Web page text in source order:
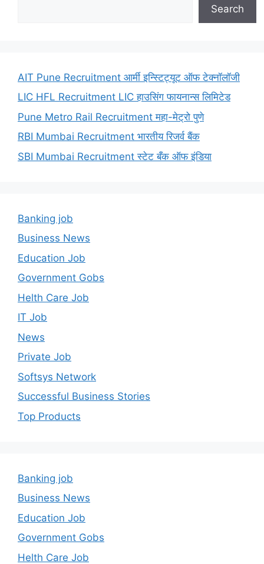
Search
AIT Pune Recruitment आर्मी इन्स्टिट्यूट ऑफ टेक्नॉलॉजी
LIC HFL Recruitment LIC हाउसिंग फायनान्स लिमिटेड
Pune Metro Rail Recruitment महा-मेट्रो पुणे
RBI Mumbai Recruitment भारतीय रिजर्व बैंक
SBI Mumbai Recruitment स्टेट बँक ऑफ इंडिया
Banking job
Business News
Education Job
Government Gobs
Helth Care Job
IT Job
News
Private Job
Softsys Network
Successful Business Stories
Top Products
Banking job
Business News
Education Job
Government Gobs
Helth Care Job